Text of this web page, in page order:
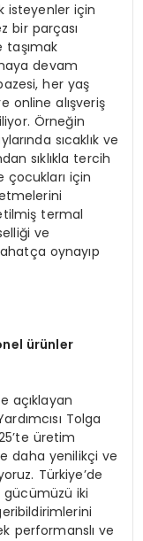
isteyenler için
bir parçası
taşımak
devam
her yaş
online alışveriş
Örneğin
sıcaklık ve
sıklıkla tercih
çocukları için
termal
ve
oynayıp
ürünler
açıklayan
Tolga
üretim
daha yenilikçi ve
Türkiye’de
gücümüzü iki
performanslı ve